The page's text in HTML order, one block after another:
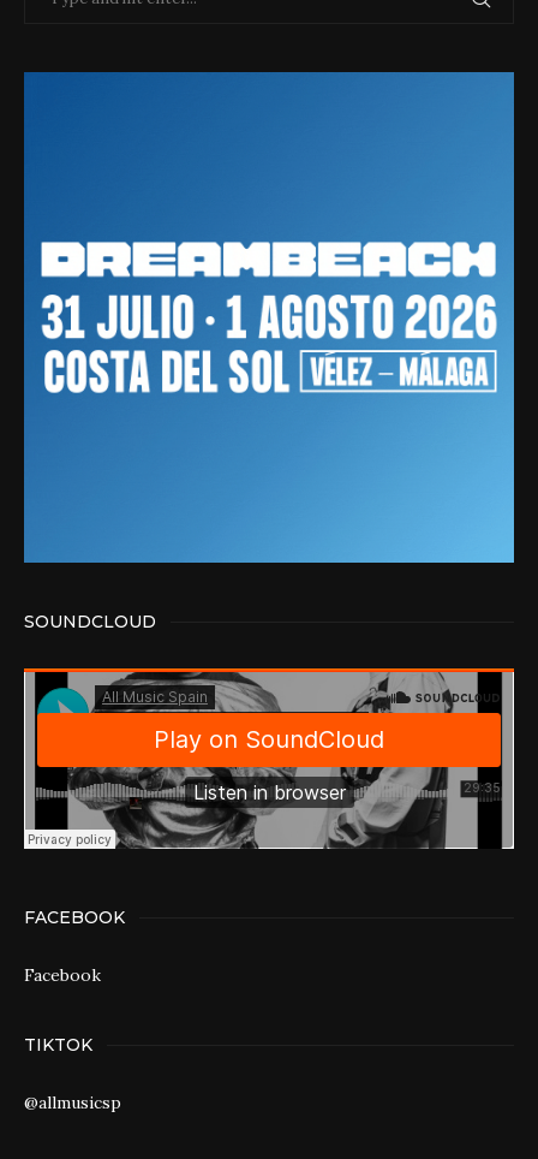
SOUNDCLOUD
FACEBOOK
Facebook
TIKTOK
@allmusicsp